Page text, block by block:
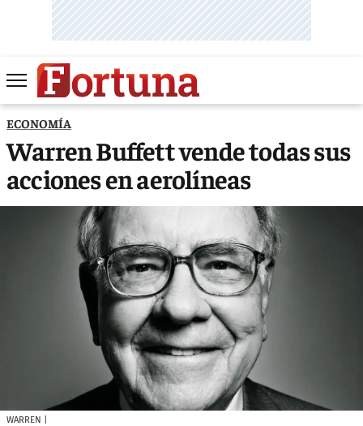
ECONOMÍA
Warren Buffett vende todas sus
acciones en aerolíneas
WARREN